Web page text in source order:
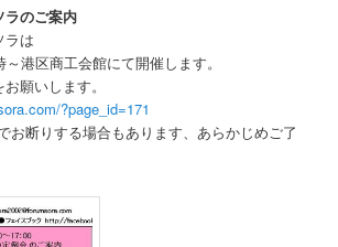
ラのご案内
ラは
港区商工会館にて開催します。
お願いします。
?page_id=171
お断りする場合もあります、あらかじめご了